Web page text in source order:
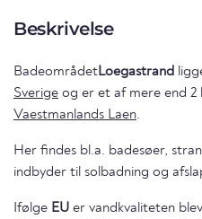
Beskrivelse
BadeområdetLoegastrand
Sverige og er et af mere end
Vaestmanlands Laen.
Her findes bl.a. badesøer,
indbyder til solbadning og
Ifølge EU er vandkvaliteten